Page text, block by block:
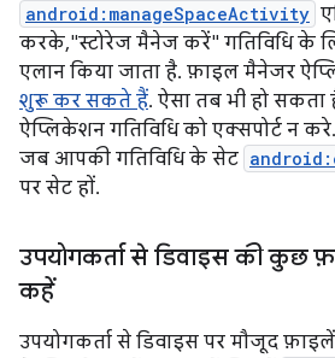
android:manageSpaceActivity
करके, "स्टोरेज मैनेज करें" गतिविधि के
एलान किया जाता है. फ़ाइल मैनेजर
शुरू कर सकते हैं. ऐसा तब भी हो
ऐप्लिकेशन गतिविधि को एक्सपोर्ट न
जब आपकी गतिविधि के सेट
पर सेट हों.
उपयोगकर्ता से डिवाइस की कुछ
कहें
उपयोगकर्ता से डिवाइस पर मौजूद